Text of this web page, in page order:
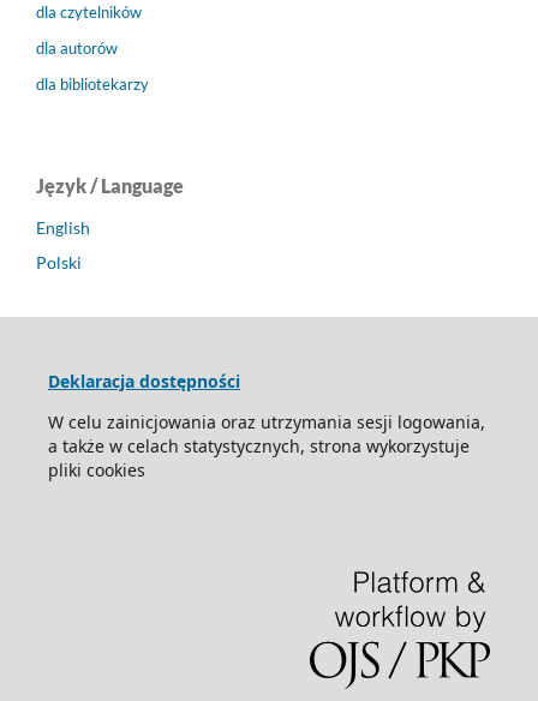
dla czytelników
dla autorów
dla bibliotekarzy
Język / Language
English
Polski
Deklaracja dostępności
W celu zainicjowania oraz utrzymania sesji logowania,
a także w celach statystycznych, strona wykorzystuje
pliki cookies